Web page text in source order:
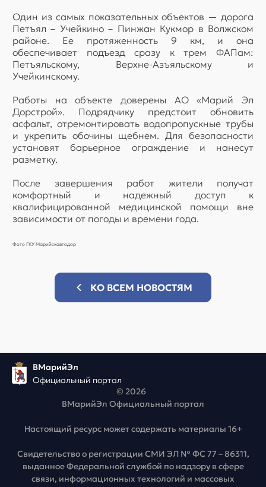
Один из самых показательных объектов — дорога
Петъял – Учейкино – Пинжан Кукмор в Волжском
районе. Ее протяженность 9 км, и она
обеспечивает подъезд сразу к трем ФАПам:
Петъяльскому, Верхне-Азъяльскому и
Учейкинскому.
Работы на объекте доверены АО «Марий Эл
Дорстрой». Подрядчику предстоит обновить
асфальт, отремонтировать водопропускные трубы
и укрепить обочины щебнем. Для безопасности
установят барьерное ограждение и нанесут
разметку.
После завершения работ жители получат
комфортный и надежный доступ к
квалифицированной медицинской помощи вне
зависимости от погоды и времени года.
Фото ГКУ Марийскавтодор
КО ВСЕМ НОВОСТЯМ
ВМарийЭл
Официальный портал
© 2026
ВМарийЭл Официальный портал
Настоящий ресурс может содержать материалы 16+
Свидетельство о регистрации СМИ ЭЛ № ФС 77 – 86311,
выданное Федеральной службой по надзору в сфере
связи, информационных технологий и массовых